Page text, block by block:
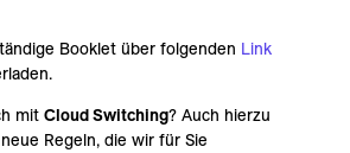
Booklet über folgenden Link
mit Cloud Switching? Auch hierzu
Regeln, die wir für Sie